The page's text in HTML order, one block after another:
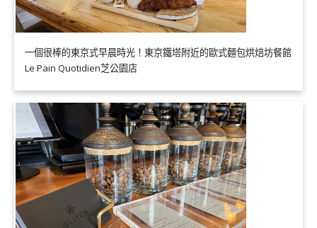
一個很棒的東京式早晨時光！東京鐵塔附近的歐式麵包烘焙坊餐館
Le Pain Quotidien芝公園店